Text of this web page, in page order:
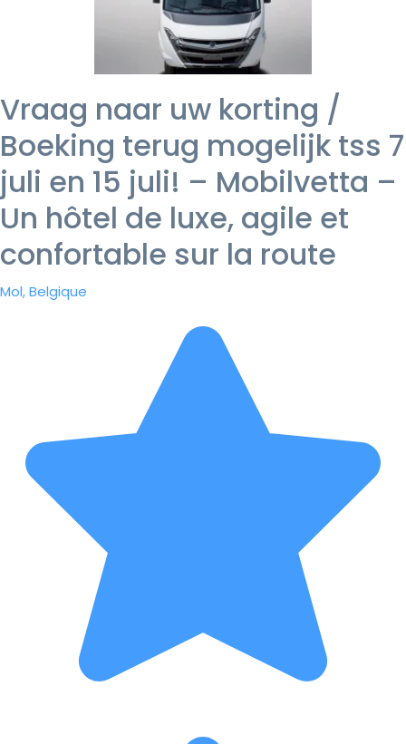
Vraag naar uw korting /
Boeking terug mogelijk tss 7
juli en 15 juli! – Mobilvetta –
Un hôtel de luxe, agile et
confortable sur la route
Mol, Belgique